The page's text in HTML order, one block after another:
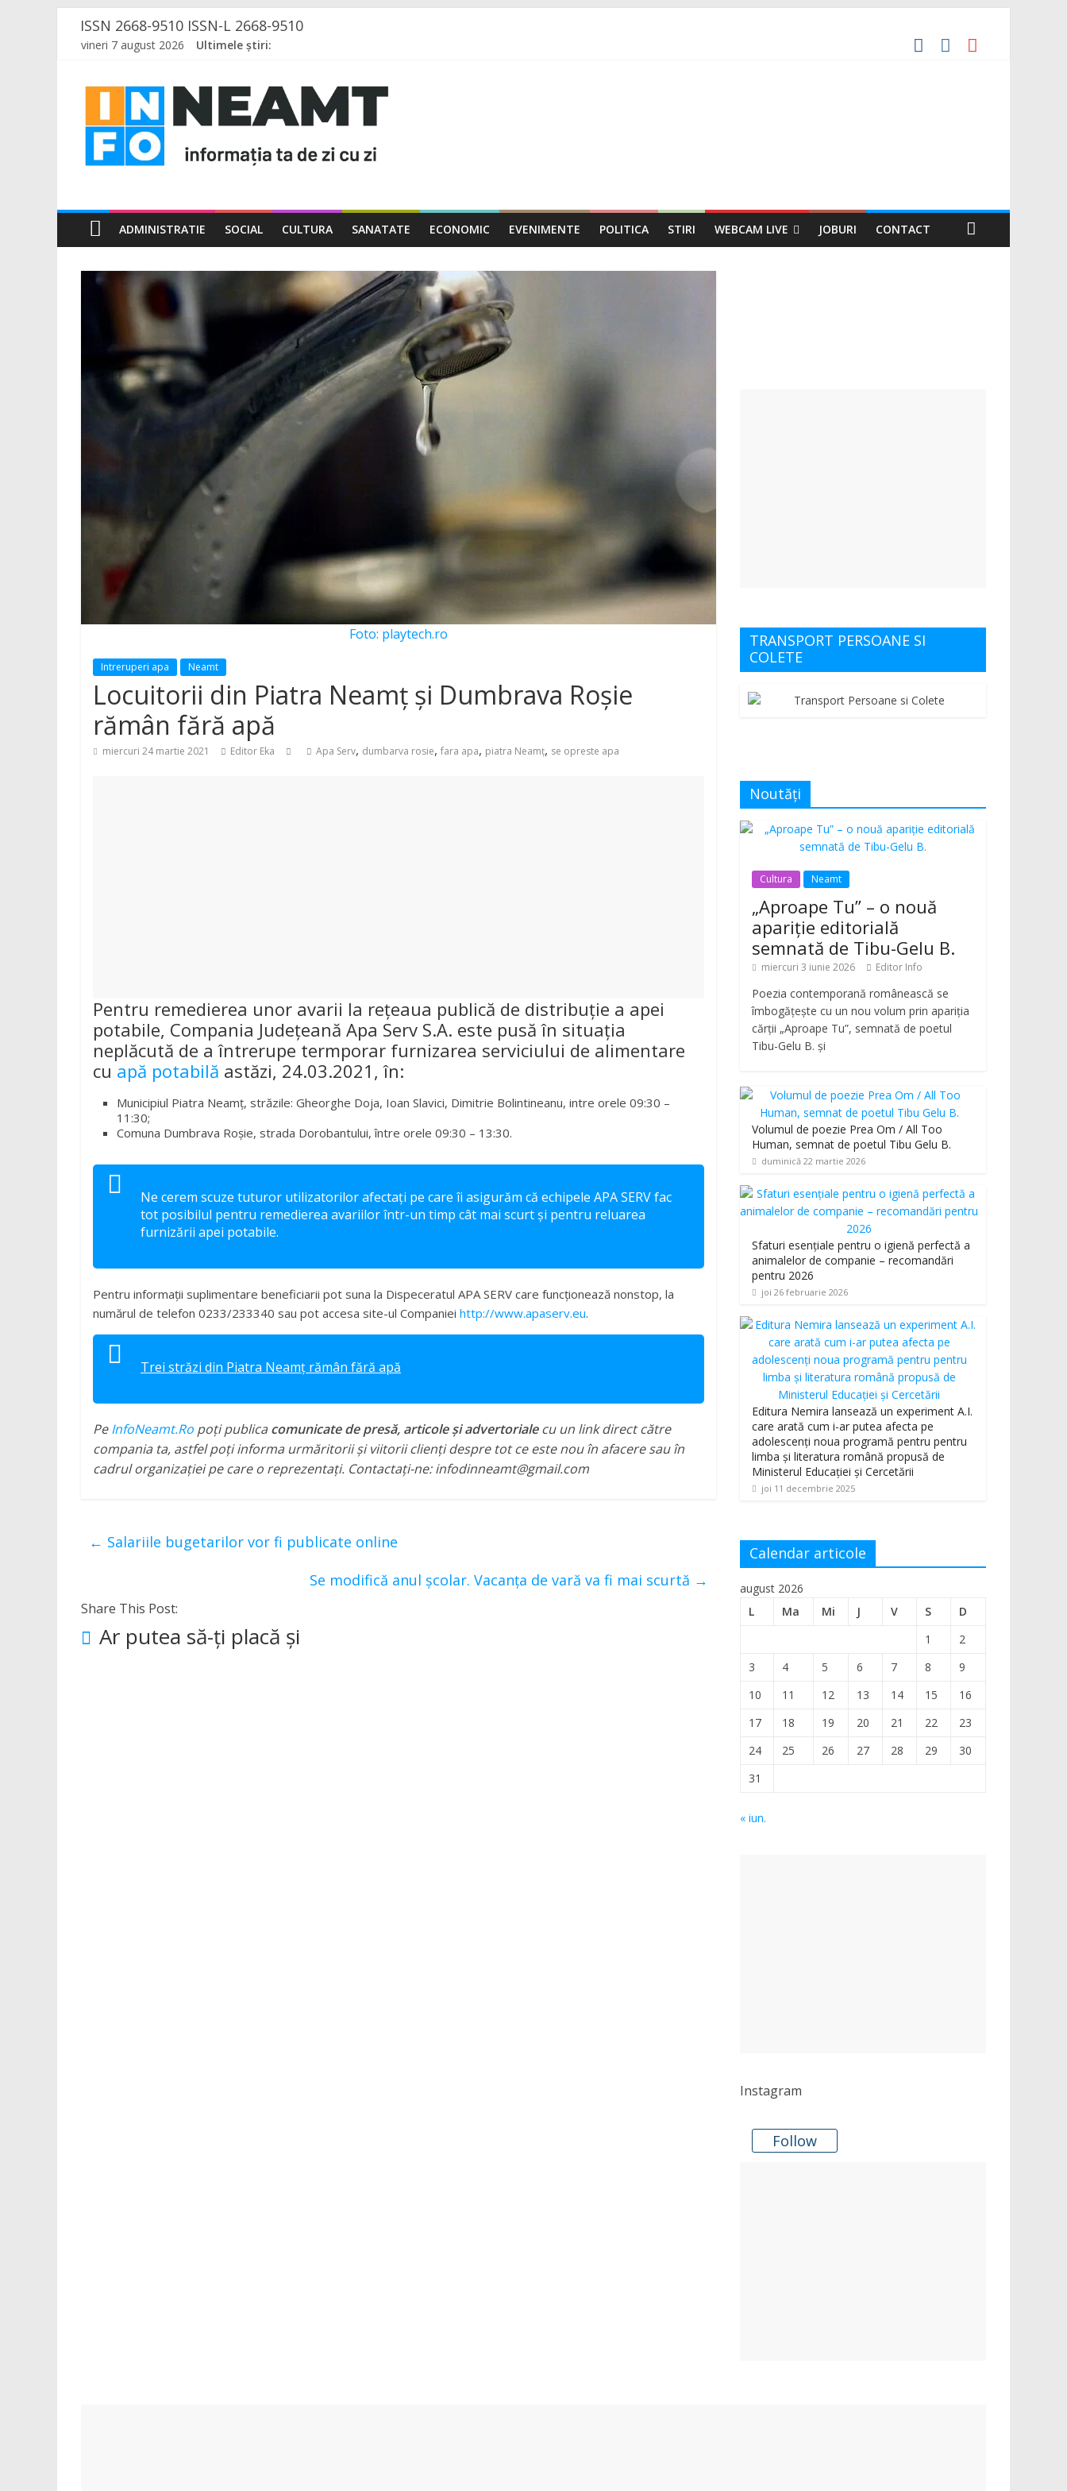
ISSN 2668-9510 ISSN-L 2668-9510
vineri 7 august 2026 Ultimele știri:
InfoNeamt.Ro
–
și
noutăți
din
județul
Neamț
Neamț,
Neamț,
Roman,
Roznov,
ADMINISTRATIE SOCIAL CULTURA SANATATE ECONOMIC EVENIMENTE POLITICA STIRI WEBCAM LIVE JOBURI CONTACT
Foto: playtech.ro
Intreruperi apa Neamt
Locuitorii din Piatra Neamț și Dumbrava Roșie
rămân fără apă
miercuri 24 martie 2021 Editor Eka Apa Serv, dumbarva rosie, fara apa, piatra Neamț, se opreste apa
Pentru remedierea unor avarii la reţeaua publică de distribuţie a apei
potabile, Compania Județeană Apa Serv S.A. este pusă în situaţia
neplăcută de a întrerupe termporar furnizarea serviciului de alimentare
cu apă potabilă astăzi, 24.03.2021, în:
Municipiul Piatra Neamț, străzile: Gheorghe Doja, Ioan Slavici, Dimitrie Bolintineanu, intre orele 09:30 –
11:30;
Comuna Dumbrava Roșie, strada Dorobantului, între orele 09:30 – 13:30.
Ne cerem scuze tuturor utilizatorilor afectați pe care îi asigurăm că echipele APA SERV fac
tot posibilul pentru remedierea avariilor într-un timp cât mai scurt și pentru reluarea
furnizării apei potabile.
Pentru informații suplimentare beneficiarii pot suna la Dispeceratul APA SERV care funcționează nonstop, la
numărul de telefon 0233/233340 sau pot accesa site-ul Companiei http://www.apaserv.eu.
Trei străzi din Piatra Neamț rămân fără apă
PeInfoNeamt.Ro poți publica comunicate de presă, articole și advertorialecu un link direct către
compania ta, astfel poți informa urmăritorii și viitorii clienți despre tot ce este nou în afacere sau în
cadrul organizației pe care o reprezentați. Contactați-ne: infodinneamt@gmail.com
← Salariile bugetarilor vor fi publicate online
Se modifică anul școlar. Vacanța de vară va fi mai scurtă →
Share This Post:
Ar putea să-ți placă și
TRANSPORT PERSOANE SI
COLETE
Noutăți
Cultura Neamt
„Aproape Tu” – o nouă
apariție editorială
semnată de Tibu-Gelu B.
miercuri 3 iunie 2026 Editor Info
Poezia contemporană românească se
îmbogățește cu un nou volum prin apariția
cărții „Aproape Tu”, semnată de poetul
Tibu-Gelu B. și
Volumul de poezie Prea Om / All Too
Human, semnat de poetul Tibu Gelu B.
duminică 22 martie 2026
Sfaturi esențiale pentru o igienă perfectă a
animalelor de companie – recomandări
pentru 2026
joi 26 februarie 2026
Editura Nemira lansează un experiment A.I.
care arată cum i-ar putea afecta pe
adolescenți noua programă pentru pentru
limba și literatura română propusă de
Ministerul Educației și Cercetării
joi 11 decembrie 2025
Calendar articole
august 2026
L
Ma Mi J V S
D
1
2
3
4 5 6 7 8
9
10
11 12 13 14 15
16
17
18 19 20 21 22
23
24
25 26 27 28 29
30
31
« iun.
Instagram
Follow